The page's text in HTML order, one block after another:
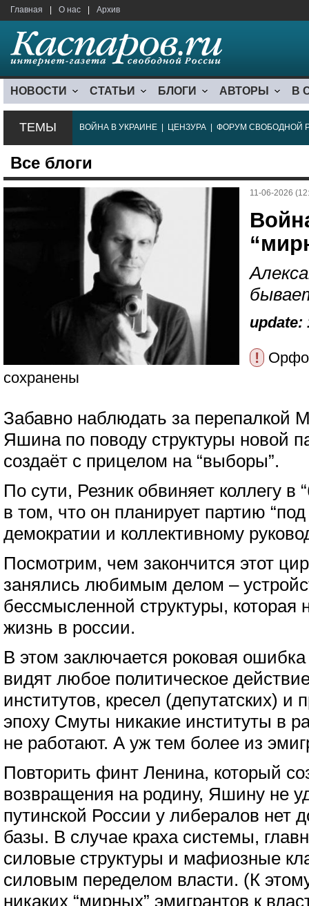
Главная О нас Архив
НОВОСТИ СТАТЬИ БЛОГИ АВТОРЫ В
ТЕМЫ ВОЙНА В УКРАИНЕ ЦЕНЗУРА ФОРУМ СВОБОДНОЙ
Все блоги
11-06-2026
update:
!
сохранены
Забавно наблюдать за перепалкой
Яшина по поводу структуры новой
создаёт с прицелом на “выборы”.
По сути, Резник обвиняет коллегу в
в том, что он планирует партию
демократии и коллективному
Посмотрим, чем закончится этот
занялись любимым делом –
бессмысленной структуры, которая
жизнь в россии.
В этом заключается роковая ошибка
видят любое политическое
институтов, кресел (депутатских) и
эпоху Смуты никакие институты в
не работают. А уж тем более из
Повторить финт Ленина, который
возвращения на родину, Яшину не
путинской России у либералов нет
базы. В случае краха системы,
силовые структуры и мафиозные
силовым переделом власти. (К
никаких “мирных” эмигрантов к